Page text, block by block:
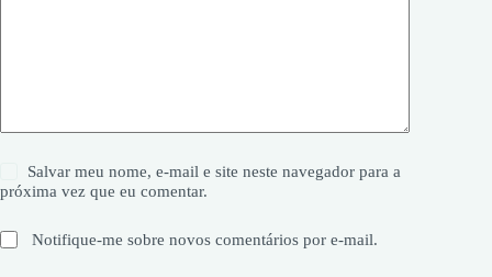
Salvar meu nome, e-mail e site neste navegador para a
próxima vez que eu comentar.
Notifique-me sobre novos comentários por e-mail.